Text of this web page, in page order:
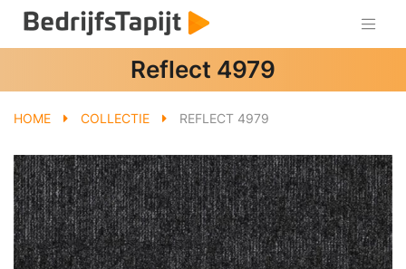
Reflect 4979
HOME COLLECTIE REFLECT 4979